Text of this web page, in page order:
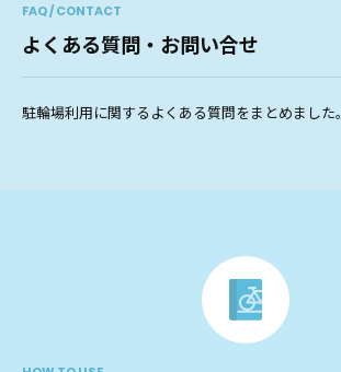
FAQ / CONTACT
よくある質問・お問い合せ
駐輪場利用に関するよくある質問をまとめました。